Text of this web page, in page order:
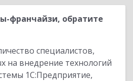
франчайзи, обратите
специалистов,
на внедрение технологий
1С:Предприятие,